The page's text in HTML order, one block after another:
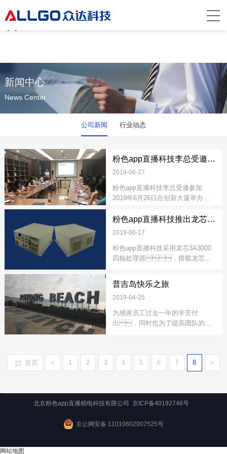
粉色app直播,粉色视频网站,粉色成年视频
app,粉色视频在线观看
新闻中心
News Center
公司新闻 行业动态
粉色app直播科技李总受邀参加企业家座谈会
2019-06-27
粉色app直播科技李总受邀参加
2019年6月26日在创新大厦举办的
谈会。
粉色app直播科技推出龙芯金融及电子政务终端工控主机
2019-06-17
粉色app直播科技采用龙芯3A3000
四核处理器，搭载龙芯自
及电子政务终端工控主机。
普吉岛快乐之旅
2019-04-25
为感谢员工过去一年的辛苦付
出，同时也为了提高团队的协
织全体员工前往旅游胜地--泰国普吉
岛度假。
首页 < 1 2 3 4 5 6 7 8 >
北京粉色app直播精电科技有限公司 京ICP备40192746号
京公网安备 11010602007525号
网站地图